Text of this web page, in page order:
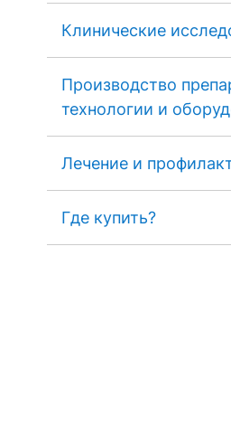
Клинические
Производство
технологии и
Лечение и
Где купить?